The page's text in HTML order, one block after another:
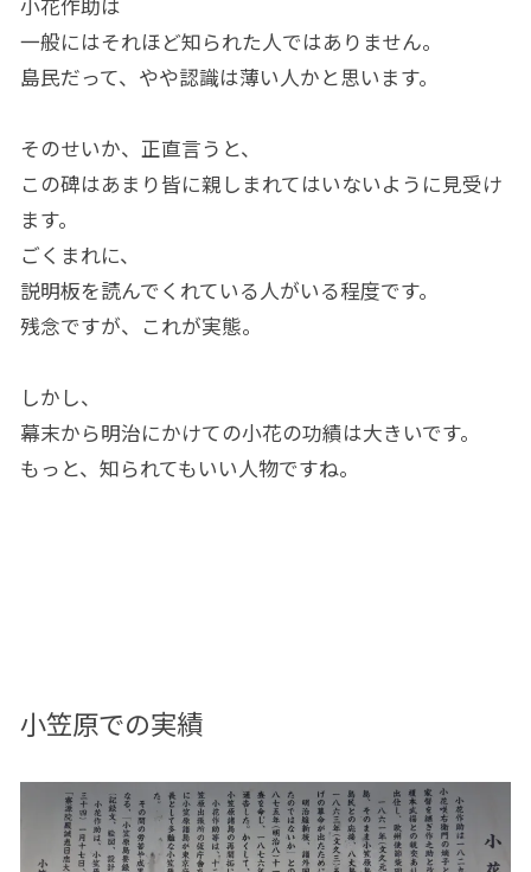
小花作助は
一般にはそれほど知られた人ではありません。
島民だって、やや認識は薄い人かと思います。
そのせいか、正直言うと、
この碑はあまり皆に親しまれてはいないように見受け
ます。
ごくまれに、
説明板を読んでくれている人がいる程度です。
残念ですが、これが実態。
しかし、
幕末から明治にかけての小花の功績は大きいです。
もっと、知られてもいい人物ですね。
小笠原での実績